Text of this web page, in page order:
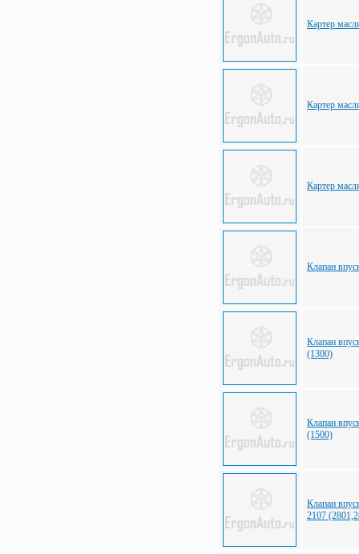
Картер
Картер
Картер
Клапан
Клапан
(1300)
Клапан
(1500)
Клапан
2107